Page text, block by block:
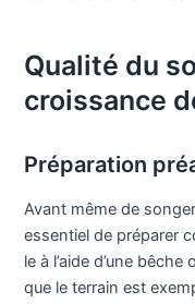
Qualité du
croissance
Préparation
Avant même de
essentiel de préparer
le à l’aide d’une
que le terrain est